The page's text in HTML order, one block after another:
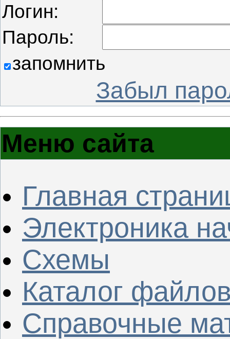
Логин:
Пароль:
запомнить
Забыл
Меню сайта
Главная
Электроника
Схемы
Каталог
Справочные